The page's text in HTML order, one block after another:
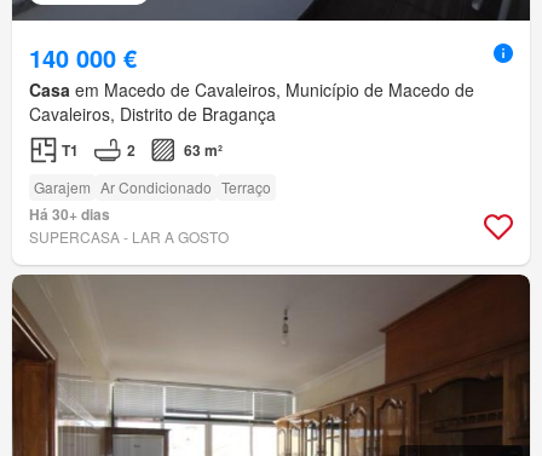
140 000 €
Casa em Macedo de Cavaleiros, Município de Macedo de
Cavaleiros, Distrito de Bragança
T1 2 63 m²
Garajem Ar Condicionado Terraço
Há 30+ dias
SUPERCASA - LAR A GOSTO